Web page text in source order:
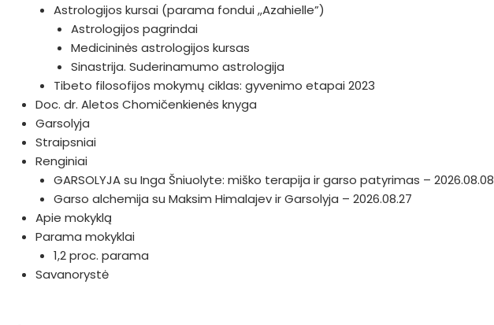
Astrologijos kursai (parama fondui ,,Azahielle”)
Astrologijos pagrindai
Medicininės astrologijos kursas
Sinastrija. Suderinamumo astrologija
Tibeto filosofijos mokymų ciklas: gyvenimo etapai 2023
Doc. dr. Aletos Chomičenkienės knyga
Garsolyja
Straipsniai
Renginiai
GARSOLYJA su Inga Šniuolyte: miško terapija ir garso patyrimas – 2026.08.08
Garso alchemija su Maksim Himalajev ir Garsolyja – 2026.08.27
Apie mokyklą
Parama mokyklai
1,2 proc. parama
Savanorystė